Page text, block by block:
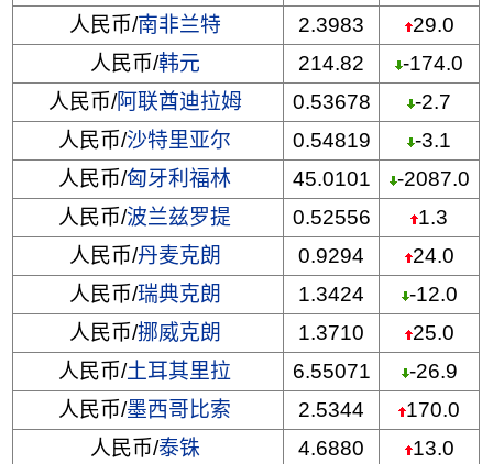
人民币/南非兰特 2.3983
29.0
人民币/韩元 214.82
-174.0
人民币/阿联酋迪拉姆 0.53678
-2.7
人民币/沙特里亚尔 0.54819
-3.1
人民币/匈牙利福林 45.0101
-2087.0
人民币/波兰兹罗提 0.52556
1.3
人民币/丹麦克朗 0.9294
24.0
人民币/瑞典克朗 1.3424
-12.0
人民币/挪威克朗 1.3710
25.0
人民币/土耳其里拉 6.55071
-26.9
人民币/墨西哥比索 2.5344
170.0
人民币/泰铢 4.6880
13.0